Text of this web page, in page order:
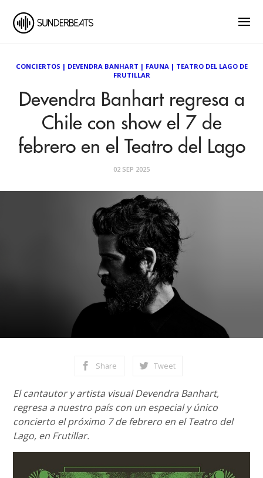
CONCIERTOS | DEVENDRA BANHART | FAUNA| TEATRO DEL LAGO DE
FRUTILLAR
Devendra Banhart regresa a
Chile con show el 7 de
febrero en el Teatro del Lago
02 SEP 2025
Share Tweet
El cantautor y artista visual Devendra Banhart,
regresa a nuestro país con un especial y único
concierto el próximo 7 de febrero en el Teatro del
Lago, en Frutillar.